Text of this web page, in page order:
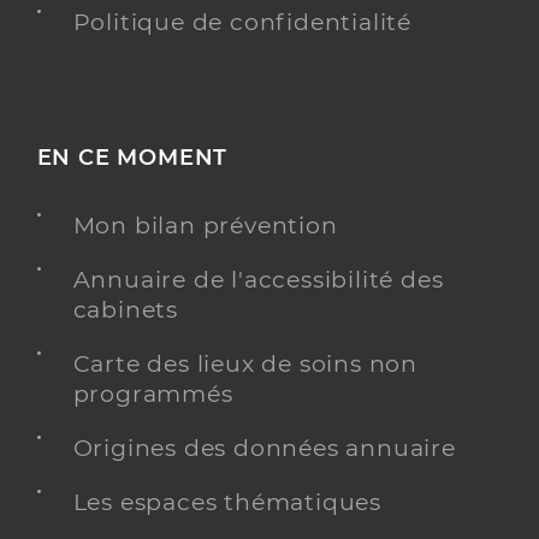
Politique de confidentialité
EN CE MOMENT
Mon bilan prévention
Annuaire de l'accessibilité des
cabinets
Carte des lieux de soins non
programmés
Origines des données annuaire
Les espaces thématiques